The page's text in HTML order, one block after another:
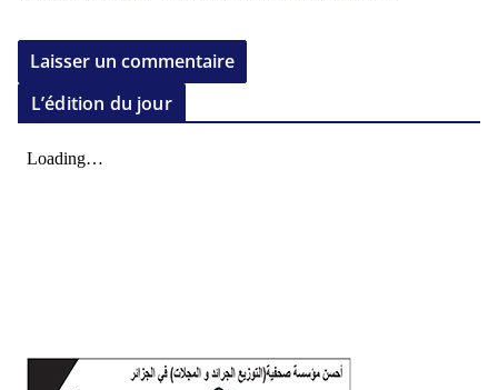
L’édition du jour